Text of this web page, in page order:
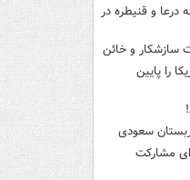
درعا و قنیطره در
سازشکار و خائن
را پایین
سعودی
مشارکت